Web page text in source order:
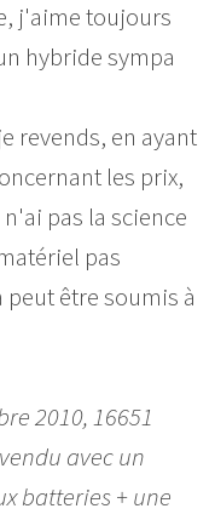
j'aime toujours
hybride sympa
revends, en ayant
les prix,
pas la science
pas
être soumis à
2010, 16651
avec un
batteries + une